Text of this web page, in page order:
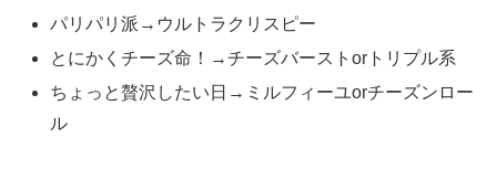
パリパリ派→ウルトラクリスピー
とにかくチーズ命！→チーズバーストorトリプル系
ちょっと贅沢したい日→ミルフィーユorチーズンロー
ル